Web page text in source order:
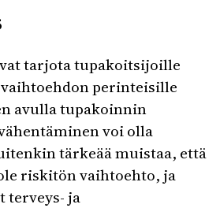
tarjota tupakoitsijoille
perinteisille
avulla tupakoinnin
voi olla
tärkeää muistaa, että
riskitön vaihtoehto, ja
terveys- ja